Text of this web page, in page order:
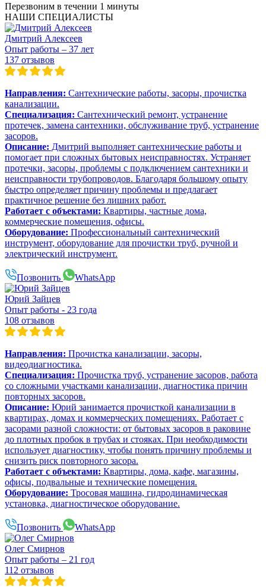
Перезвоним в течении 1 минуты
НАШИ СПЕЦИАЛИСТЫ
Дмитрий Алексеев
Опыт работы – 37 лет
137 отзывов
Направления: Сантехнические работы, засоры, прочистка
канализации.
Специализация: Сантехнический ремонт, устранение
протечек, замена сантехники, обслуживание труб, устранение
засоров.
Описание: Дмитрий выполняет сантехнические работы и
помогает при сложных бытовых неисправностях. Устраняет
протечки, засоры, проблемы с подключением сантехники и
неисправности трубопроводов. Благодаря большому опыту
быстро определяет причину проблемы и предлагает
практичное решение без лишних работ.
Работает с объектами: Квартиры, частные дома,
коммерческие помещения, офисы.
Оборудование: Профессиональный сантехнический
инструмент, оборудование для прочистки труб, ручной и
электрический инструмент.
Позвонить WhatsApp
Юрий Зайцев
Опыт работы - 23 года
108 отзывов
Направления: Прочистка канализации, засоры,
видеодиагностика.
Специализация: Прочистка труб, устранение засоров, работа
со сложными участками канализации, диагностика причин
повторных засоров.
Описание: Юрий занимается прочисткой канализации в
квартирах, домах и коммерческих помещениях. Работает с
засорами разной сложности: от бытовых засоров в раковине
до плотных пробок в трубах и стояках. При необходимости
использует диагностику, чтобы понять причину проблемы и
снизить риск повторного засора.
Работает с объектами: Квартиры, дома, кафе, магазины,
офисы, подвальные и технические помещения.
Оборудование: Тросовая машина, гидродинамическая
установка, диагностическое оборудование.
Позвонить WhatsApp
Олег Смирнов
Опыт работы – 21 год
112 отзывов